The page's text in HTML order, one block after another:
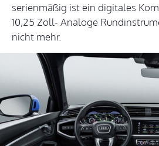
serienmäßig ist ein digitales
10,25 Zoll- Analoge
nicht mehr.